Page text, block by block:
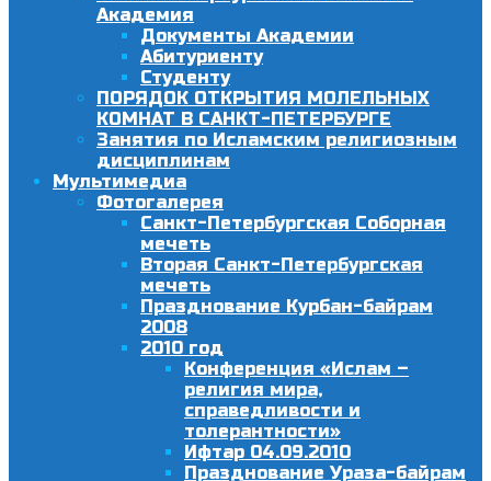
Академия
Документы Академии
Абитуриенту
Студенту
ПОРЯДОК ОТКРЫТИЯ МОЛЕЛЬНЫХ
КОМНАТ В САНКТ-ПЕТЕРБУРГЕ
Занятия по Исламским религиозным
дисциплинам
Мультимедиа
Фотогалерея
Санкт-Петербургская Соборная
мечеть
Вторая Санкт-Петербургская
мечеть
Празднование Курбан-байрам
2008
2010 год
Конференция «Ислам –
религия мира,
справедливости и
толерантности»
Ифтар 04.09.2010
Празднование Ураза-байрам